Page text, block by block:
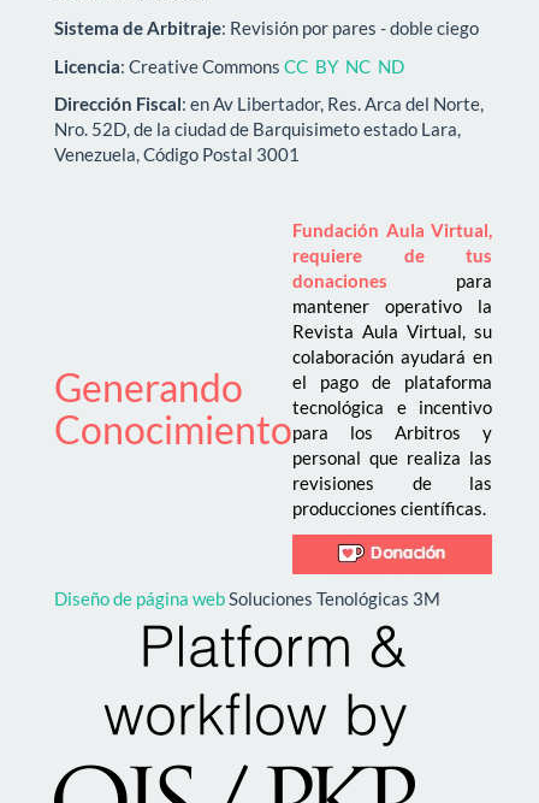
Sistema de Arbitraje: Revisión por pares - doble ciego
Licencia: Creative Commons CC BY NC ND
Dirección Fiscal: en Av Libertador, Res. Arca del Norte,
Nro. 52D, de la ciudad de Barquisimeto estado Lara,
Venezuela, Código Postal 3001
Generando
Conocimiento
Fundación Aula Virtual,
requiere de tus
donaciones
para
mantener operativo la
Revista Aula Virtual, su
colaboración ayudará en
el pago de plataforma
tecnológica e incentivo
para los Arbitros y
personal que realiza las
revisiones de las
producciones científicas.
Diseño de página webSoluciones Tenológicas 3M